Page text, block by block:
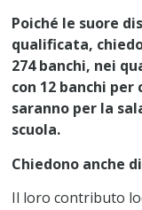
Poiché le suore
qualificata,
274 banchi, nei
con 12 banchi
saranno per la
scuola.
Chiedono anche
Il loro contributo